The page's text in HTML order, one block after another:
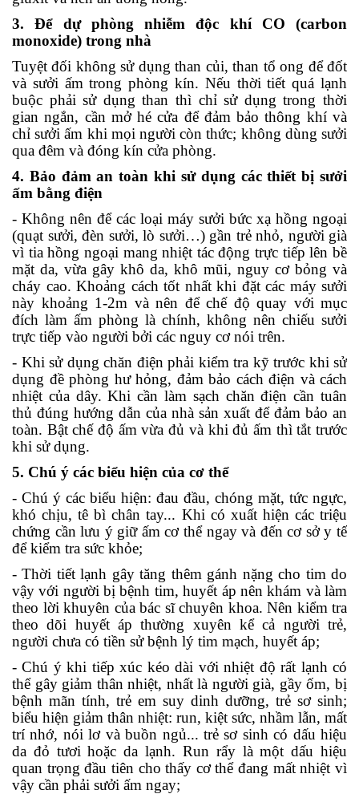
3. Để dự phòng nhiễm độc khí CO (carbon
monoxide) trong nhà
Tuyệt đối không sử dụng than củi, than tổ ong để đốt
và sưởi ấm trong phòng kín. Nếu thời tiết quá lạnh
buộc phải sử dụng than thì chỉ sử dụng trong thời
gian ngắn, cần mở hé cửa để đảm bảo thông khí và
chỉ sưởi ấm khi mọi người còn thức; không dùng sưởi
qua đêm và đóng kín cửa phòng.
4. Bảo đảm an toàn khi sử dụng các thiết bị sưởi
ấm bằng điện
- Không nên để các loại máy sưởi bức xạ hồng ngoại
(quạt sưởi, đèn sưởi, lò sưởi…) gần trẻ nhỏ, người già
vì tia hồng ngoại mang nhiệt tác động trực tiếp lên bề
mặt da, vừa gây khô da, khô mũi, nguy cơ bỏng và
cháy cao. Khoảng cách tốt nhất khi đặt các máy sưởi
này khoảng 1-2m và nên để chế độ quay với mục
đích làm ấm phòng là chính, không nên chiếu sưởi
trực tiếp vào người bởi các nguy cơ nói trên.
- Khi sử dụng chăn điện phải kiểm tra kỹ trước khi sử
dụng đề phòng hư hỏng, đảm bảo cách điện và cách
nhiệt của dây. Khi cần làm sạch chăn điện cần tuân
thủ đúng hướng dẫn của nhà sản xuất để đảm bảo an
toàn. Bật chế độ ấm vừa đủ và khi đủ ấm thì tắt trước
khi sử dụng.
5. Chú ý các biểu hiện của cơ thể
- Chú ý các biểu hiện: đau đầu, chóng mặt, tức ngực,
khó chịu, tê bì chân tay... Khi có xuất hiện các triệu
chứng cần lưu ý giữ ấm cơ thể ngay và đến cơ sở y tế
để kiểm tra sức khỏe;
- Thời tiết lạnh gây tăng thêm gánh nặng cho tim do
vậy với người bị bệnh tim, huyết áp nên khám và làm
theo lời khuyên của bác sĩ chuyên khoa. Nên kiểm tra
theo dõi huyết áp thường xuyên kể cả người trẻ,
người chưa có tiền sử bệnh lý tim mạch, huyết áp;
- Chú ý khi tiếp xúc kéo dài với nhiệt độ rất lạnh có
thể gây giảm thân nhiệt, nhất là người già, gầy ốm, bị
bệnh mãn tính, trẻ em suy dinh dưỡng, trẻ sơ sinh;
biểu hiện giảm thân nhiệt: run, kiệt sức, nhầm lẫn, mất
trí nhớ, nói lơ và buồn ngủ... trẻ sơ sinh có dấu hiệu
da đỏ tươi hoặc da lạnh. Run rẩy là một dấu hiệu
quan trọng đầu tiên cho thấy cơ thể đang mất nhiệt vì
vậy cần phải sưởi ấm ngay;